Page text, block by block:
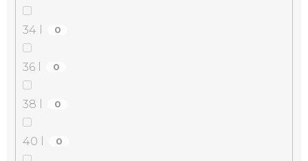
34 l 0
36 l 0
38 l 0
40 l 0